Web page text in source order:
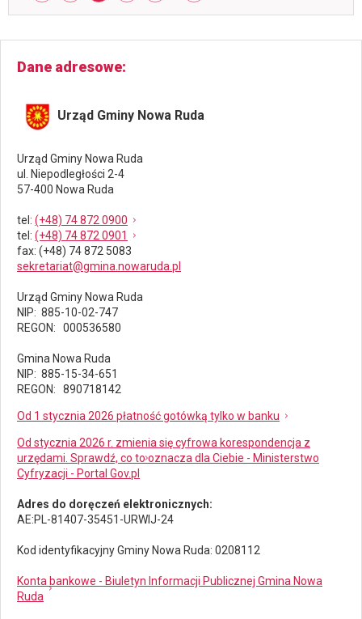
Dane adresowe
Urząd Gminy Nowa Ruda
Urząd Gminy Nowa Ruda
ul. Niepodległości 2-4
57-400 Nowa Ruda
tel : (+48) 74 872 0900
tel : (+48) 74 872 0901
fax: (+48) 74 872 5083
sekretariat@gmina.nowaruda.pl
Urząd Gminy Nowa Ruda
NIP: 885-10-02-747
REGON: 000536580
Gmina Nowa Ruda
NIP: 885-15-34-651
REGON: 890718142
Od 1 stycznia 2026 płatność gotówką tylko w banku
Od stycznia 2026 r. zmienia się cyfrowa korespondencja z
urzędami. Sprawdź, co to oznacza dla Ciebie - Ministerstwo
Cyfryzacji - Portal Gov.pl
Adres do doręczeń elektronicznych:
AE:PL-81407-35451-URWIJ-24
Kod identyfikacyjny Gminy Nowa Ruda: 0208112
Konta bankowe - Biuletyn Informacji Publicznej Gmina Nowa
Ruda